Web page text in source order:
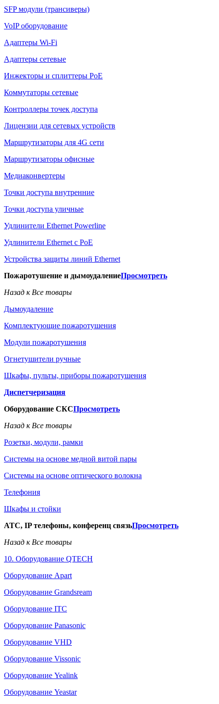
SFP модули (трансиверы)
VoIP оборудование
Адаптеры Wi-Fi
Адаптеры сетевые
Инжекторы и сплиттеры РоЕ
Коммутаторы сетевые
Контроллеры точек доступа
Лицензии для сетевых устройств
Маршрутизаторы для 4G сети
Маршрутизаторы офисные
Медиаконвертеры
Точки доступа внутренние
Точки доступа уличные
Удлинители Ethernet Powerline
Удлинители Ethernet с PoE
Устройства защиты линий Ethernet
Пожаротушение и дымоудалениеПросмотреть
Назад к Все товары
Дымоудаление
Комплектующие пожаротушения
Модули пожаротушения
Огнетушители ручные
Шкафы, пульты, приборы пожаротушения
Диспетчеризация
Оборудование СКСПросмотреть
Назад к Все товары
Розетки, модули, рамки
Системы на основе медной витой пары
Системы на основе оптического волокна
Телефония
Шкафы и стойки
АТС, IP телефоны, конференц связьПросмотреть
Назад к Все товары
10. Оборудование QTECH
Оборудование Apart
Оборудование Grandsream
Оборудование ITC
Оборудование Panasonic
Оборудование VHD
Оборудование Vissonic
Оборудование Yealink
Оборудование Yeastar